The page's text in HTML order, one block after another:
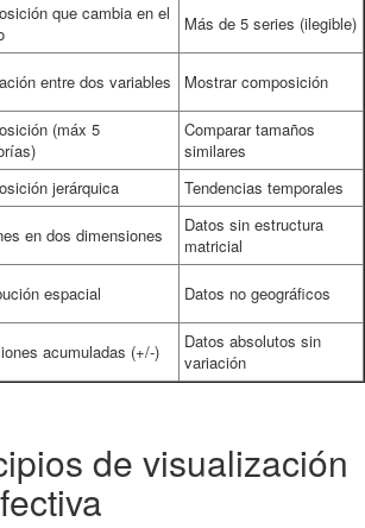
que cambia en el
Más de 5 series (ilegible)
entre dos variables Mostrar composición
(máx 5
Comparar tamaños
similares
jerárquica Tendencias temporales
en dos dimensiones
Datos sin estructura
matricial
espacial Datos no geográficos
acumuladas (+/-)
Datos absolutos sin
variación
de visualización